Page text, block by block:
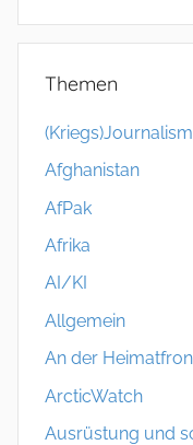
Themen
Afghanistan
AfPak
Afrika
AI/KI
Allgemein
An der
ArcticWatch
Ausrüstung und